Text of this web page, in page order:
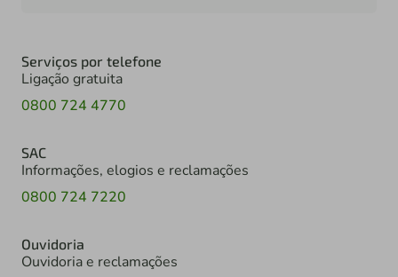
Serviços por telefone
Ligação gratuita
0800 724 4770
SAC
Informações, elogios e reclamações
0800 724 7220
Ouvidoria
Ouvidoria e reclamações